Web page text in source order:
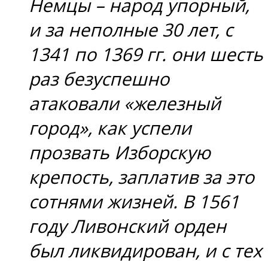
Немцы – народ упорный,
и за неполные 30 лет, с
1341 по 1369 гг. они шесть
раз безуспешно
атаковали «железный
город», как успели
прозвать Изборскую
крепость, заплатив за это
сотнями жизней. В 1561
году Ливонский орден
был ликвидирован, и с тех